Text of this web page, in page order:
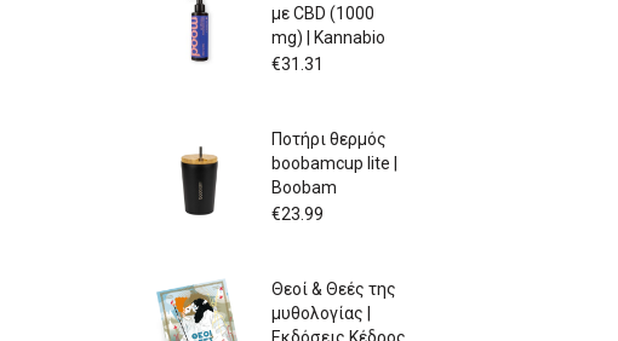
με CBD (1000
mg) | Kannabio
€31.31
Ποτήρι θερμός
boobamcup lite |
Boobam
€23.99
Θεοί & Θεές της
μυθολογίας |